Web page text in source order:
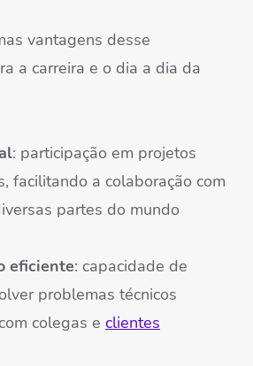
vantagens desse
a carreira e o dia a dia da
: participação em projetos
facilitando a colaboração com
partes do mundo
eficiente: capacidade de
problemas técnicos
colegas e clientes